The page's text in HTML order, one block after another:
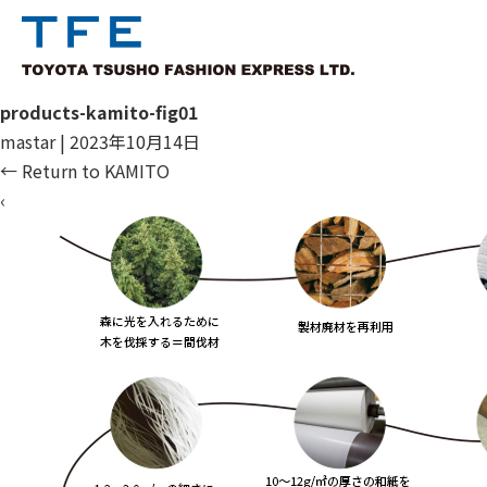
products-kamito-fig01
mastar | 2023年10月14日
← Return to KAMITO
‹